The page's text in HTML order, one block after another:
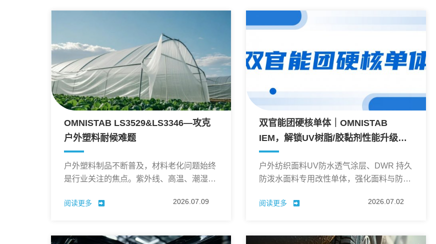
OMNISTAB LS3529&LS3346—攻克
户外塑料耐候难题
户外塑料制品不断普及，材料老化问题始终
是行业关注的焦点。紫外线、高温、潮湿环
外观。
阅读更多 2026.07.09
双官能团硬核单体｜OMNISTAB
IEM，解锁UV树脂/胶黏剂性能升级新
方案
户外纺织面料UV防水透气涂层、DWR 持久
防泼水面料专用改性单体，强化面料与防水
阅读更多 2026.07.02